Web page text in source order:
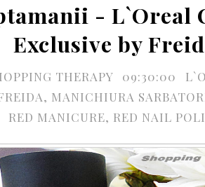
- L`Oreal
Exclusive by
THERAPY 09:30:00
, MANICHIURA
RED MANICURE, RED NAIL